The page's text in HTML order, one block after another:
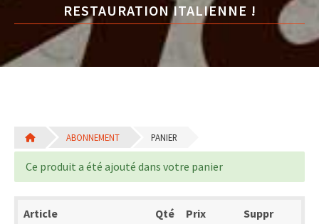
RESTAURATION ITALIENNE !
ABONNEMENT PANIER
Ce produit a été ajouté dans votre panier
Article Qté Prix
Suppr